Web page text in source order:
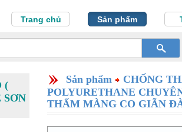
Trang chủ Sản phẩm
Sản phẩm CHỐNG
POLYURETHANE
THẤM MÀNG CO GIÃN
(
SƠN